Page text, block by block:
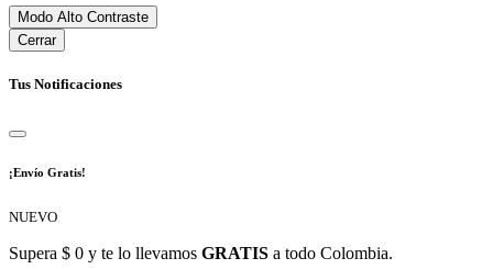
Modo Alto Contraste
Cerrar
Tus Notificaciones
¡Envío Gratis!
NUEVO
Supera $ 0 y te lo llevamos GRATIS a todo Colombia.